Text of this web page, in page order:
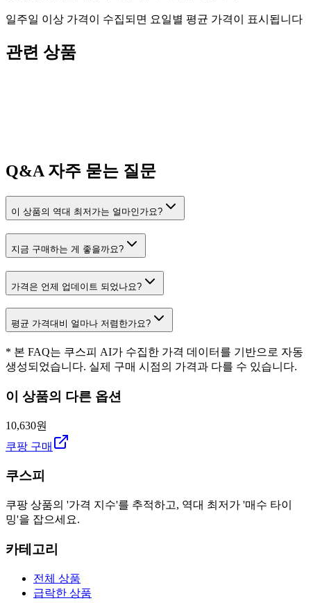
일주일 이상 가격이 수집되면 요일별 평균 가격이 표시됩니다
관련 상품
Q&A자주 묻는 질문
이 상품의 역대 최저가는 얼마인가요?
지금 구매하는 게 좋을까요?
가격은 언제 업데이트 되었나요?
평균 가격대비 얼마나 저렴한가요?
* 본 FAQ는 쿠스피 AI가 수집한 가격 데이터를 기반으로 자동
생성되었습니다. 실제 구매 시점의 가격과 다를 수 있습니다.
이 상품의 다른 옵션
10,630원
쿠팡 구매
쿠스피
쿠팡 상품의 '가격 지수'를 추적하고, 역대 최저가 '매수 타이
밍'을 잡으세요.
카테고리
전체 상품
급락한 상품